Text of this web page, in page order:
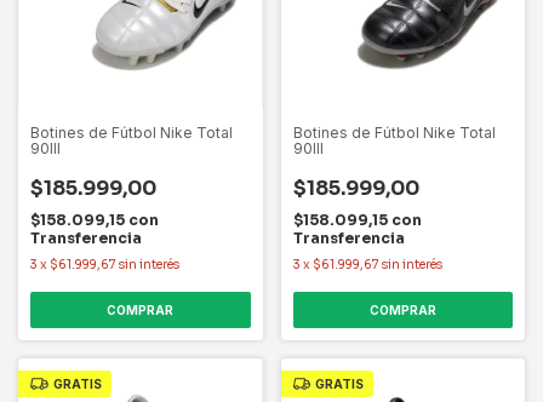
Botines de Fútbol Nike Total
90III
$185.999,00
$158.099,15 con
Transferencia
3 x $61.999,67 sin interés
COMPRAR
Botines de Fútbol Nike Total
90III
$185.999,00
$158.099,15 con
Transferencia
3 x $61.999,67 sin interés
COMPRAR
GRATIS GRATIS